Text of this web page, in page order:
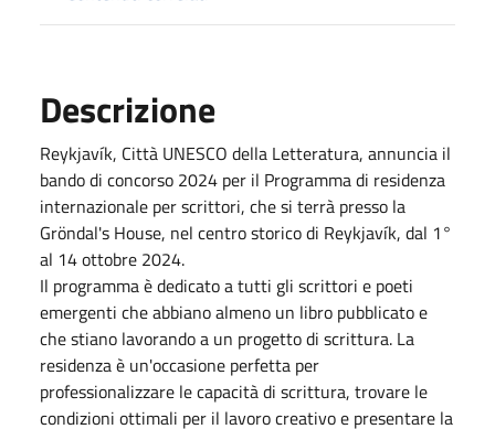
Descrizione
Reykjavík, Città UNESCO della Letteratura, annuncia il
bando di concorso 2024 per il Programma di residenza
internazionale per scrittori, che si terrà presso la
Gröndal's House, nel centro storico di Reykjavík, dal 1°
al 14 ottobre 2024.
Il programma è dedicato a tutti gli scrittori e poeti
emergenti che abbiano almeno un libro pubblicato e
che stiano lavorando a un progetto di scrittura. La
residenza è un'occasione perfetta per
professionalizzare le capacità di scrittura, trovare le
condizioni ottimali per il lavoro creativo e presentare la